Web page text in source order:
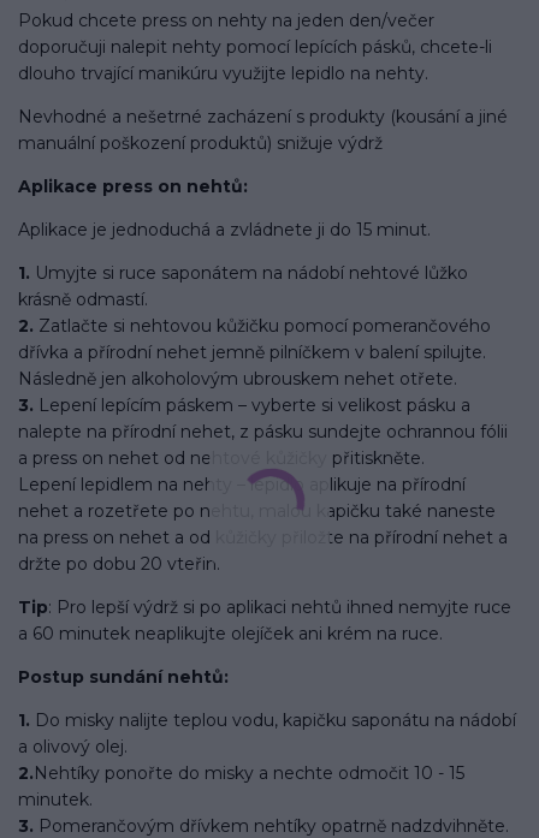
Pokud chcete press on nehty na jeden den/večer
doporučuji nalepit nehty pomocí lepících pásků, chcete-li
dlouho trvající manikúru využijte lepidlo na nehty.
Nevhodné a nešetrné zacházení s produkty (kousání a jiné
manuální poškození produktů) snižuje výdrž
Aplikace press on nehtů:
Aplikace je jednoduchá a zvládnete ji do 15 minut.
1. Umyjte si ruce saponátem na nádobí nehtové lůžko
krásně odmastí.
2. Zatlačte si nehtovou kůžičku pomocí pomerančového
dřívka a přírodní nehet jemně pilníčkem v balení spilujte.
Následně jen alkoholovým ubrouskem nehet otřete.
3. Lepení lepícím páskem – vyberte si velikost pásku a
nalepte na přírodní nehet, z pásku sundejte ochrannou fólii
a press on nehet od nehtové kůžičky přitiskněte.
Lepení lepidlem na nehty – lepidlo aplikuje na přírodní
nehet a rozetřete po nehtu, malou kapičku také naneste
na press on nehet a od kůžičky přiložte na přírodní nehet a
držte po dobu 20 vteřin.
Tip: Pro lepší výdrž si po aplikaci nehtů ihned nemyjte ruce
a 60 minutek neaplikujte olejíček ani krém na ruce.
Postup sundání nehtů:
1. Do misky nalijte teplou vodu, kapičku saponátu na nádobí
a olivový olej.
2.Nehtíky ponořte do misky a nechte odmočit 10 - 15
minutek.
3. Pomerančovým dřívkem nehtíky opatrně nadzdvihněte.